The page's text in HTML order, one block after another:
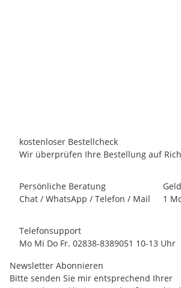
kostenloser Bestellcheck
Wir überprüfen Ihre Bestellung auf
Persönliche Beratung
Chat / WhatsApp / Telefon / Mail
1
Telefonsupport
Mo Mi Do Fr. 02838-8389051 10-13 Uhr
Newsletter Abonnieren
Bitte senden Sie mir entsprechend Ihrer